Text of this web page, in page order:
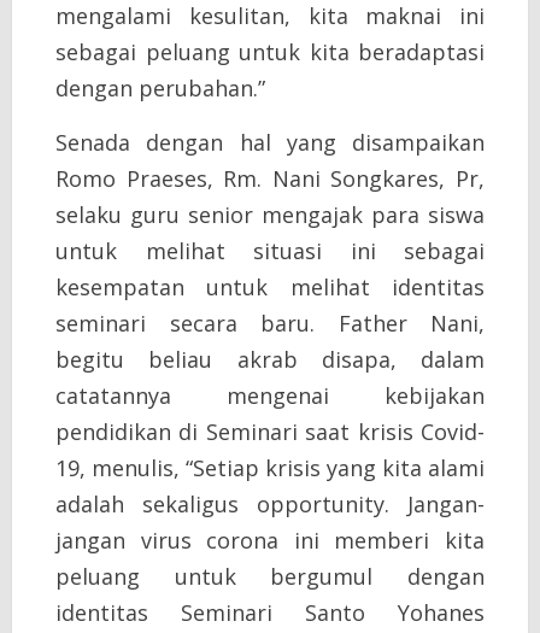
mengalami kesulitan, kita maknai ini
sebagai peluang untuk kita beradaptasi
dengan perubahan.”
Senada dengan hal yang disampaikan
Romo Praeses, Rm. Nani Songkares, Pr,
selaku guru senior mengajak para siswa
untuk melihat situasi ini sebagai
kesempatan untuk melihat identitas
seminari secara baru. Father Nani,
begitu beliau akrab disapa, dalam
catatannya mengenai kebijakan
pendidikan di Seminari saat krisis Covid-
19, menulis, “Setiap krisis yang kita alami
adalah sekaligus opportunity. Jangan-
jangan virus corona ini memberi kita
peluang untuk bergumul dengan
identitas Seminari Santo Yohanes